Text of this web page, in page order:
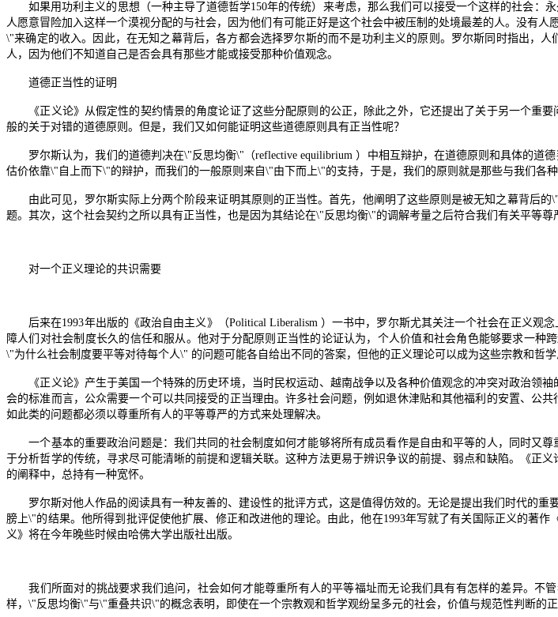
如果用功利主义的思想（一种主导了道德哲学150年的传统）来考虑，那么我们可以接受一个这样的社会：
人愿意冒险加入这样一个漠视分配的与社会，因为他们有可能正好是这个社会中被压制的处境最差的人。没有
\"来确定的收入。因此，在无知之幕背后，各方都会选择罗尔斯的而不是功利主义的原则。罗尔斯同时指出，
人，因为他们不知道自己是否会具有那些才能或接受那种价值观念。
道德正当性的证明
《正义论》从假定性的契约情景的角度论证了这些分配原则的公正，除此之外，它还提出了关于另一个重
般的关于对错的道德原则。但是，我们又如何能证明这些道德原则具有正当性呢？
罗尔斯认为，我们的道德判决在\"反思均衡\" （reflective equilibrium ）中相互辩护，在道德原则和具体的道
估价依靠\" 自上而下\"的辩护，而我们的一般原则来自 \"由下而上\"的支持，于是，我们的原则就是那些与我们各
由此可见，罗尔斯实际上分两个阶段来证明其原则的正当性。首先，他阐明了这些原则是被无知之幕背后的\"
题。其次，这个社会契约之所以具有正当性，也是因为其结论在\"反思均衡\"的调解考量之后符合我们有关平等尊
对一个正义理论的共识需要
后来在1993年出版的《政治自由主义》（Political Liberalism ）一书中，罗尔斯尤其关注一个社会在正义观
障人们对社会制度长久的信任和服从。他对于分配原则正当性的论证认为，个人价值和社会角色能够要求一种
\"为什么社会制度要平等对待每个人\" 的问题可能各自给出不同的答案，但他的正义理论可以成为这些宗教和哲学
《正义论》产生于美国一个特殊的历史环境，当时民权运动、越南战争以及各种价值观念的冲突对政治领
会的标准而言，公众需要一个可以共同接受的正当理由。许多社会问题，例如退休津贴和其他福利的安置、公
如此类的问题都必须以尊重所有人的平等尊严的方式来处理解决。
一个基本的重要政治问题是：我们共同的社会制度如何才能够将所有成员看作是自由和平等的人，同时又
于分析哲学的传统，寻求尽可能清晰的前提和逻辑关联。这种方法更易于辨识争议的前提、弱点和缺陷。《正
的阐释中，总持有一种宽怀。
罗尔斯对他人作品的阅读具有一种友善的、建设性的批评方式，这是值得仿效的。无论是提出我们时代的重
膀上\"的结果。他所得到批评促使他扩展、修正和改进他的理论。由此，他在1993年写就了有关国际正义的著作
义》将在今年晚些时候由哈佛大学出版社出版。
我们所面对的挑战要求我们追问，社会如何才能尊重所有人的平等福址而无论我们具有有怎样的差异。不
样， \"反思均衡\"与\"重叠共识\"的概念表明，即使在一个宗教观和哲学观纷呈多元的社会，价值与规范性判断的正